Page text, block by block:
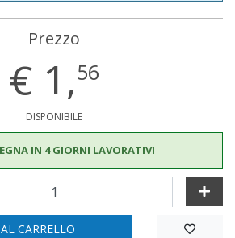
Prezzo
€ 1,56
DISPONIBILE
IN 4 GIORNI LAVORATIVI
CARRELLO